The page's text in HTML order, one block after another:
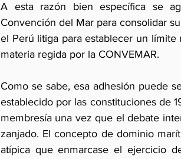
A esta razón bien específica se
Convención del Mar para consolidar
el Perú litiga para establecer un
materia regida por la CONVEMAR.
Como se sabe, esa adhesión puede
establecido por las constituciones de
membresía una vez que el debate
zanjado. El concepto de dominio
atípica que enmarcase el ejercicio